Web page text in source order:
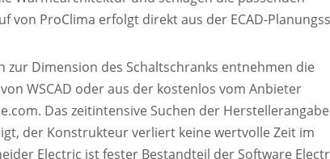
ProClima erfolgt direkt aus der ECAD-
Dimension des Schaltschranks entnehmen die
WSCAD oder aus der kostenlos vom Anbieter
Das zeitintensive Suchen der
der Konstrukteur verliert keine wertvolle Zeit im
Electric ist fester Bestandteil der Software